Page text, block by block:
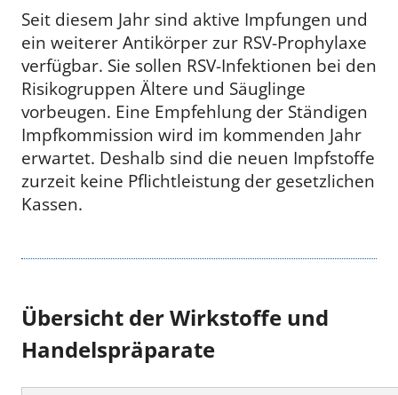
Seit diesem Jahr sind aktive Impfungen und
ein weiterer Antikörper zur RSV-Prophylaxe
verfügbar. Sie sollen RSV-Infektionen bei den
Risikogruppen Ältere und Säuglinge
vorbeugen. Eine Empfehlung der Ständigen
Impfkommission wird im kommenden Jahr
erwartet. Deshalb sind die neuen Impfstoffe
zurzeit keine Pflichtleistung der gesetzlichen
Kassen.
Übersicht der Wirkstoffe und
Handelspräparate